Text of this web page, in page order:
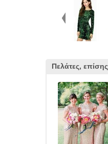
Πελάτες,